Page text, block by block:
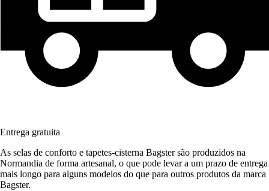
Entrega gratuita
As selas de conforto e tapetes-cisterna Bagster são produzidos na
Normandia de forma artesanal, o que pode levar a um prazo de entrega
mais longo para alguns modelos do que para outros produtos da marca
Bagster.